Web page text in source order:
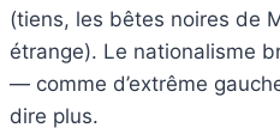
(tiens, les bêtes noires de
étrange). Le nationalisme
— comme d’extrême
dire plus.